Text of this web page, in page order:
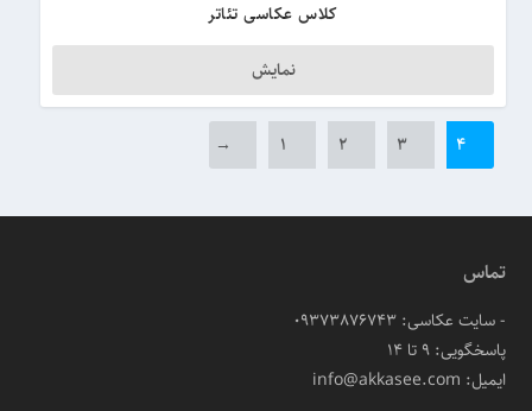
کلاس عکاسی تئاتر
نمایش
→ ۱ ۲ ۳ ۴
تماس
- سایت عکاسی: 09373876743
پاسخگویی: ۹ تا ۱۴
ایمیل: info@akkasee.com